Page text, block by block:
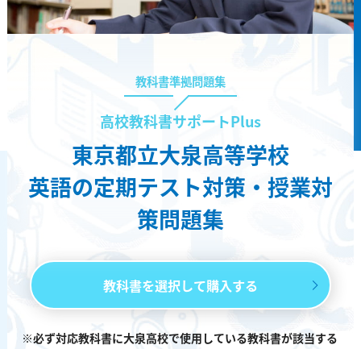
教科書準拠問題集
高校教科書サポートPlus
東京都立大泉高等学校
英語の定期テスト対策・授業対
策問題集
教科書を選択して購入する
※必ず対応教科書に大泉高校で使用している教科書が該当する